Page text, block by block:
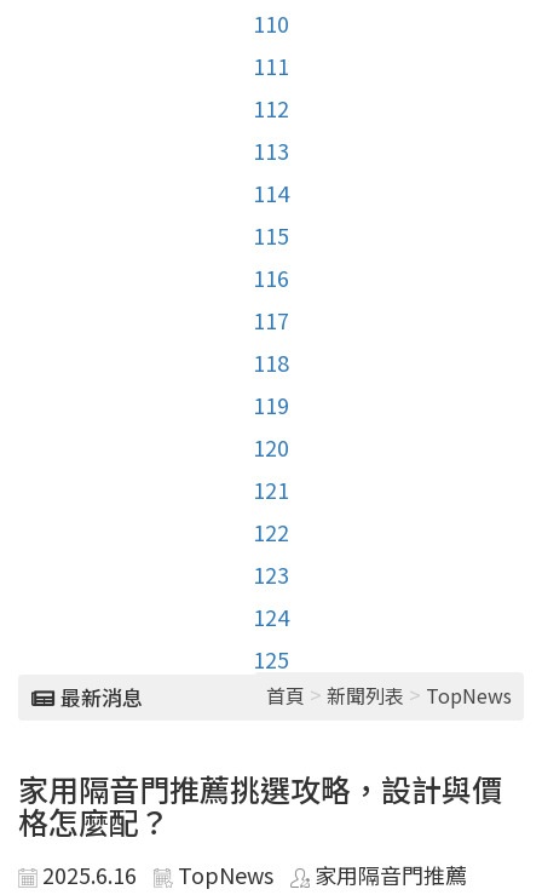
110
111
112
113
114
115
116
117
118
119
120
121
122
123
124
125
最新消息 首頁 > 新聞列表 > TopNews
家用隔音門推薦挑選攻略，設計與價
格怎麼配？
2025.6.16 TopNews 家用隔音門推薦